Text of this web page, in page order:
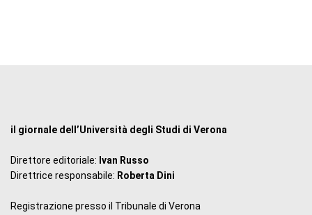
il giornale dell’Università degli Studi di Verona
Direttore editoriale: Ivan Russo
Direttrice responsabile: Roberta Dini
Registrazione presso il Tribunale di Verona